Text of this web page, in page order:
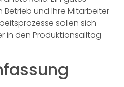
Betrieb und Ihre Mitarbeiter
sollen sich
in den Produktionsalltag